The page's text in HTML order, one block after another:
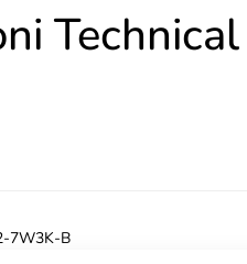
Technical
7W3K-B